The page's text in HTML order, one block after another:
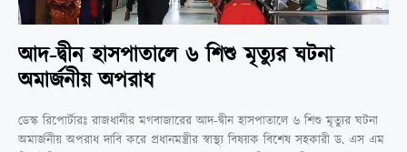
আদ-দ্বীন হাসপাতালে ৬ শিশু মৃত্যুর ঘটনা
অমার্জনীয় অপরাধ
ডেস্ক রিপোর্টারঃ রাজধানীর মগবাজারের আদ-দ্বীন হাসপাতালে ৬ শিশু মৃত্যুর ঘটনা
অমার্জনীয় অপরাধ দাবি করে প্রধানমন্ত্রীর স্বাস্থ্য বিষয়ক বিশেষ সহকারী ড. এস এম